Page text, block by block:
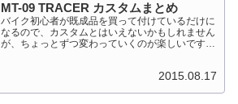
MT-09 TRACER カスタムまとめ
バイク初心者が既成品を買って付けているだけに
なるので、カスタムとはいえないかもしれません
が、ちょっとずつ変わっていくのが楽しいです。
2015.08.17